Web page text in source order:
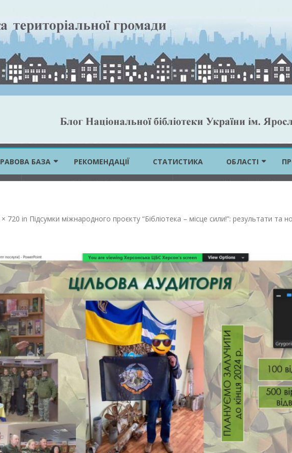
to
БАЗА РЕКОМЕНДАЦІЇ СТАТИСТИКА ОБЛАСТІ
ЖИТОМИРСЬКА
ЗАКАРПАТСЬКА
ЗАПОРІЗЬКА
ІВАНО-
М. КИЇВ
КИЇВСЬКА ОБЛАСТЬ
КІРОВОГРАДСЬКА
ЛУГАНСЬКА
ЛЬВІВСЬКА ОБЛАСТЬ
720 in Підсумки міжнародного проєкту “Бібліотека – місце сили!”: результати та